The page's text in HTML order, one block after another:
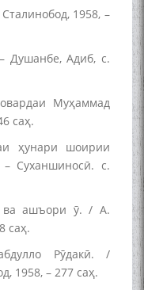
1958, –
Душанбе, Адиб, с.
Муҳаммад
саҳ.
ҳунари шоирии
Суханшиносӣ. с.
ва ашъори ӯ. / А.
саҳ.
Рӯдакӣ. /
1958, – 277 саҳ.